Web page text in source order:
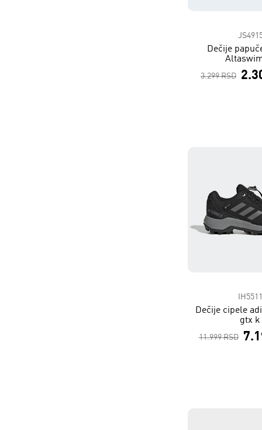
Dečije
3.299 RSD
IH5511
Dečije cipele
gtx k
11.999 RSD